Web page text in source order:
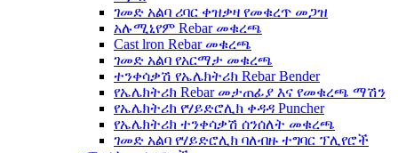
ገመድ አልባ ሪባር ቀዝቃዛ የመቁረጥ መጋዝ
አሉሚኒየም Rebar መቁረጫ
Cast lron Rebar መቁረጫ
ገመድ አልባ የአርማታ መቁረጫ
ተንቀሳቃሽ የኤሌክትሪክ Rebar Bender
የኤሌክትሪክ Rebar መታጠፊያ እና የመቁረጫ ማሽን
የኤሌክትሪክ የሃይድሮሊክ ቀዳዳ Puncher
የኤሌክትሪክ ተንቀሳቃሽ ሰንሰለት መቁረጫ
ገመድ አልባ የሃይድሮሊክ ባለብዙ ተግባር ፕሊየሮች